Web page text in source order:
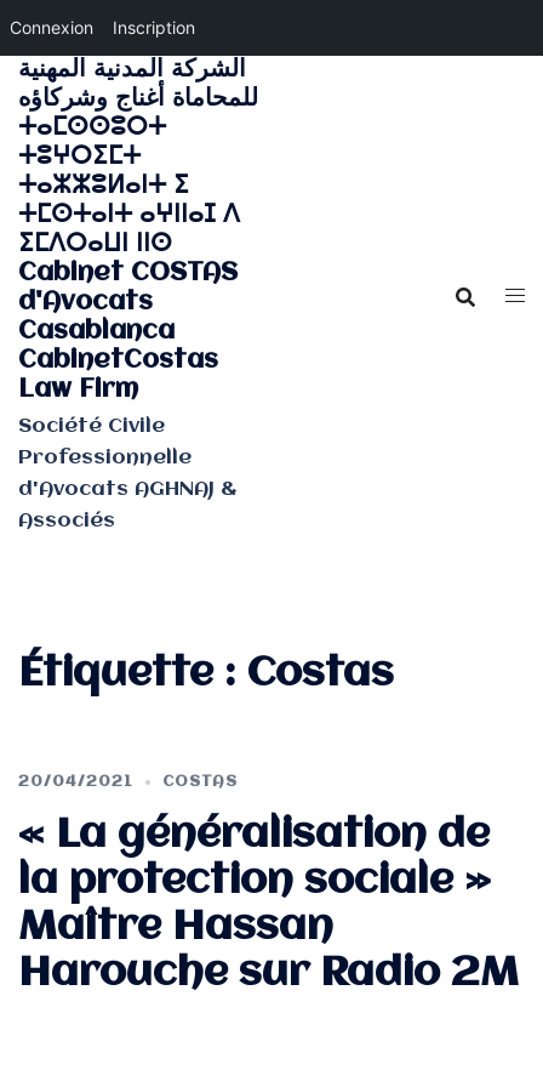
Connexion Inscription
Aller
au
contenu
الشركة المدنية المهنية
للمحاماة أغناج وشركاؤه
ⵜⴰⵎⵙⵙⵓⵔⵜ
ⵜⵓⵖⵔⵉⵎⵜ
ⵜⴰⵣⵣⵓⵍⴰⵏⵜ ⵉ
ⵜⵎⵙⵜⴰⵏⵜ ⴰⵖⵏⵏⴰⵊ ⴷ
ⵉⵎⴷⵔⴰⵡⵏ ⵏⵏⵙ
Cabinet COSTAS
d'Avocats
Casablanca
CabinetCostas
Law Firm
Société Civile
Professionnelle
d'Avocats AGHNAJ &
Associés
Étiquette : Costas
20/04/2021 COSTAS
« La généralisation de
la protection sociale »
Maître Hassan
Harouche sur Radio 2M